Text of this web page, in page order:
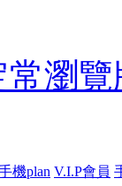
常瀏
機plan V.I.P會員